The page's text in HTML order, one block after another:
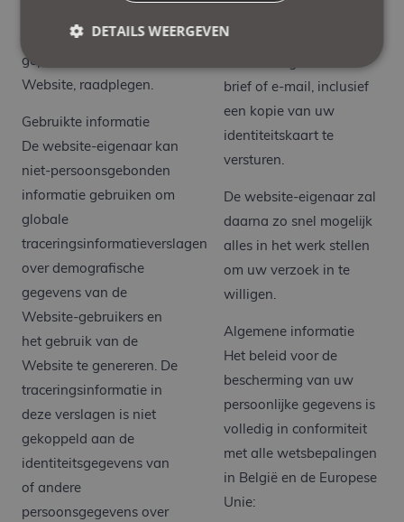
u ons cookiebeleid, zoals
gepubliceerd op de
Website, raadplegen.
Gebruikte informatie
De website-eigenaar kan
niet-persoonsgebonden
informatie gebruiken om
globale
traceringsinformatieverslagen
over demografische
gegevens van de
Website-gebruikers en
het gebruik van de
Website te genereren. De
traceringsinformatie in
deze verslagen is niet
gekoppeld aan de
identiteitsgegevens van
of andere
persoonsgegevens over
verwijderen door de
brief of e-mail, inclusief
een kopie van uw
identiteitskaart te
versturen.
De website-eigenaar zal
daarna zo snel mogelijk
alles in het werk stellen
om uw verzoek in te
willigen.
Algemene informatie
Het beleid voor de
bescherming van uw
persoonlijke gegevens is
volledig in conformiteit
met alle wetsbepalingen
in België en de Europese
Unie:
DETAILS WEERGEVEN